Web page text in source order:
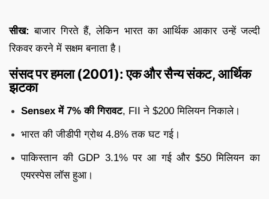
सीख: बाजार गिरते हैं, लेकिन भारत का आर्थिक आकार उन्हें जल्दी
रिकवर करने में सक्षम बनाता है।
संसद पर हमला (2001): एक और सैन्य संकट, आर्थिक
झटका
Sensex में 7% की गिरावट, FII ने $200 मिलियन निकाले।
भारत की जीडीपी ग्रोथ 4.8% तक घट गई।
पाकिस्तान की GDP 3.1% पर आ गई और $50 मिलियन का
एयरस्पेस लॉस हुआ।